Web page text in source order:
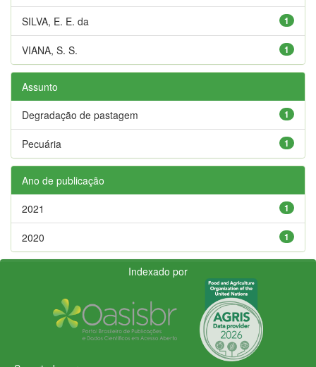
1
SILVA, E. E. da
1
VIANA, S. S.
Assunto
1
Degradação de pastagem
1
Pecuária
Ano de publicação
1
2021
1
2020
Indexado por